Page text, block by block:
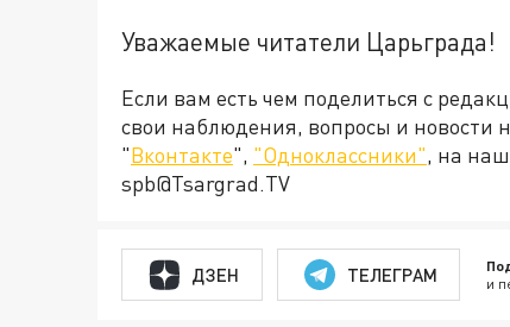
Уважаемые читатели Царьграда!
Если вам есть чем поделиться с
свои наблюдения, вопросы и новости
"Вконтакте", "Одноклассники", на наш
spb@Tsargrad.TV
ДЗЕН ТЕЛЕГРАМ и